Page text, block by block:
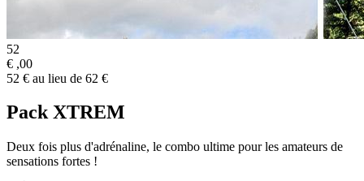
52
€ ,00
52 € au lieu de 62 €
Pack XTREM
Deux fois plus d'adrénaline, le combo ultime pour les amateurs de
sensations fortes !